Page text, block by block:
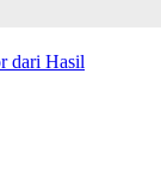
dari Hasil